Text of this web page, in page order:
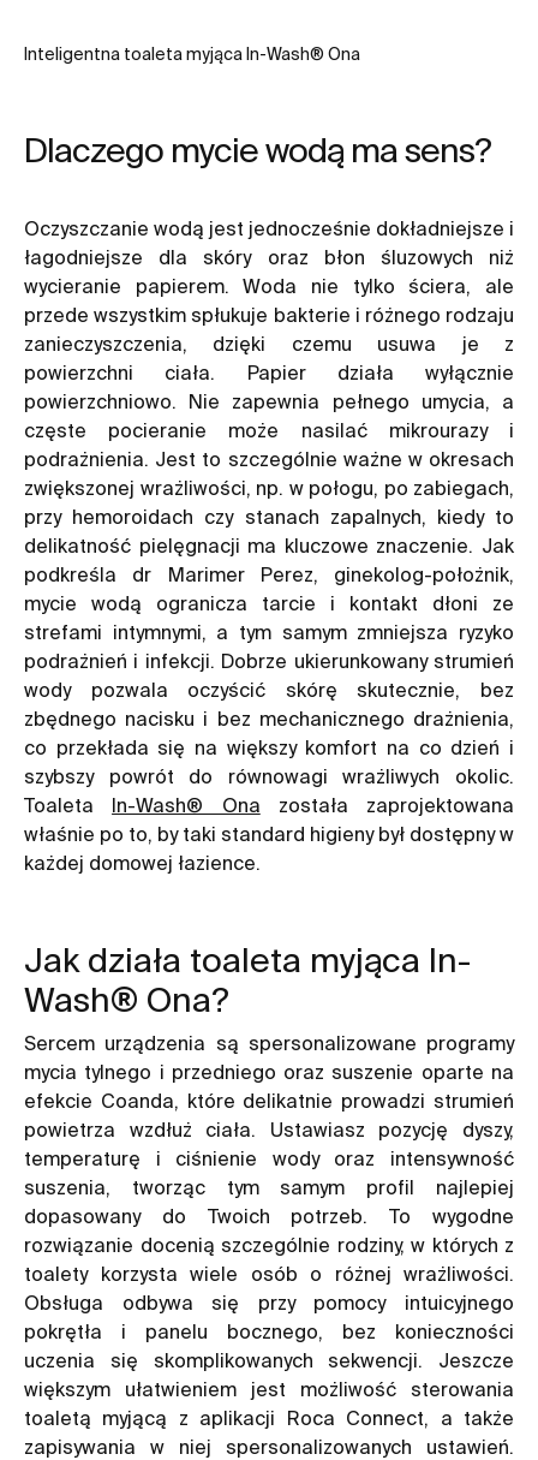
Dlaczego mycie wodą ma sens?
Oczyszczanie wodą jest jednocześnie dokładniejsze i
łagodniejsze dla skóry oraz błon śluzowych niż
wycieranie papierem. Woda nie tylko ściera, ale
przede wszystkim spłukuje bakterie i różnego rodzaju
zanieczyszczenia, dzięki czemu usuwa je z
powierzchni ciała. Papier działa wyłącznie
powierzchniowo. Nie zapewnia pełnego umycia, a
częste pocieranie może nasilać mikrourazy i
podrażnienia. Jest to szczególnie ważne w okresach
zwiększonej wrażliwości, np. w połogu, po zabiegach,
przy hemoroidach czy stanach zapalnych, kiedy to
delikatność pielęgnacji ma kluczowe znaczenie. Jak
podkreśla dr Marimer Perez, ginekolog-położnik,
mycie wodą ogranicza tarcie i kontakt dłoni ze
strefami intymnymi, a tym samym zmniejsza ryzyko
podrażnień i infekcji. Dobrze ukierunkowany strumień
wody pozwala oczyścić skórę skutecznie, bez
zbędnego nacisku i bez mechanicznego drażnienia,
co przekłada się na większy komfort na co dzień i
szybszy powrót do równowagi wrażliwych okolic.
Toaleta In-Wash® Ona została zaprojektowana
właśnie po to, by taki standard higieny był dostępny w
każdej domowej łazience.
Inteligentna toaleta myjąca In-Wash® Ona
Jak działa toaleta myjąca In-
Wash® Ona?
Sercem urządzenia są spersonalizowane programy
mycia tylnego i przedniego oraz suszenie oparte na
efekcie Coanda, które delikatnie prowadzi strumień
powietrza wzdłuż ciała. Ustawiasz pozycję dyszy,
temperaturę i ciśnienie wody oraz intensywność
suszenia, tworząc tym samym profil najlepiej
dopasowany do Twoich potrzeb. To wygodne
rozwiązanie docenią szczególnie rodziny, w których z
toalety korzysta wiele osób o różnej wrażliwości.
Obsługa odbywa się przy pomocy intuicyjnego
pokrętła i panelu bocznego, bez konieczności
uczenia się skomplikowanych sekwencji. Jeszcze
większym ułatwieniem jest możliwość sterowania
toaletą myjącą z aplikacji Roca Connect, a także
zapisywania w niej spersonalizowanych ustawień.